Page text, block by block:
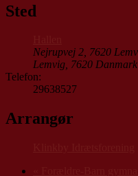
Sted
Nejrupvej 2, 7620
Lemvig, 7620 Danmark
Telefon:
29638527
Arrangør